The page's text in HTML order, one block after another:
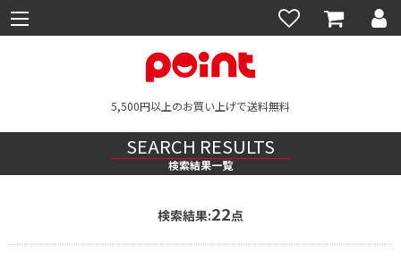
5,500円以上のお買い上げで送料無料
SEARCH RESULTS
検索結果一覧
検索結果:22点